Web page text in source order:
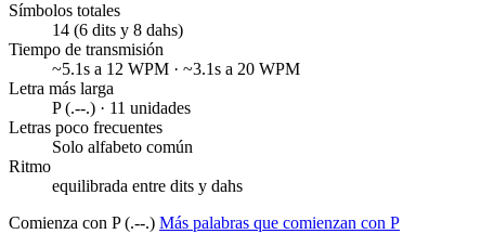
Símbolos totales
14 (6 dits y 8 dahs)
Tiempo de transmisión
~5.1s a 12 WPM · ~3.1s a 20 WPM
Letra más larga
P (.--.) · 11 unidades
Letras poco frecuentes
Solo alfabeto común
Ritmo
equilibrada entre dits y dahs
Comienza con P (.--.) Más palabras que comienzan con P